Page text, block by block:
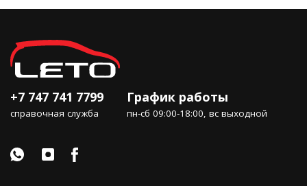
+7 747 741 7799
справочная служба
График работы
пн-сб 09:00-18:00, вс выходной